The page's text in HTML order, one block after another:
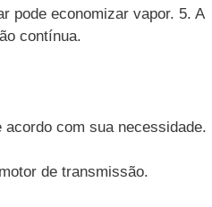
pode economizar vapor. 5. A
contínua.
com sua necessidade.
de transmissão.